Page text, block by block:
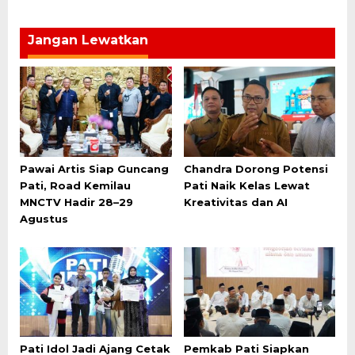
Jangan Lewatkan
Pawai Artis Siap Guncang
Pati, Road Kemilau
MNCTV Hadir 28–29
Agustus
Chandra Dorong Potensi
Pati Naik Kelas Lewat
Kreativitas dan AI
Pati Idol Jadi Ajang Cetak Pemkab Pati Siapkan